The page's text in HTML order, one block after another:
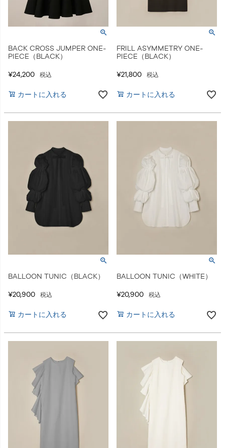
BACK CROSS JUMPER ONE-
PIECE（BLACK）
¥24,200 税込
カートに入れる
FRILL ASYMMETRY ONE-
PIECE（BLACK）
¥21,800 税込
カートに入れる
BALLOON TUNIC（BLACK）
¥20,900 税込
カートに入れる
BALLOON TUNIC（WHITE）
¥20,900 税込
カートに入れる